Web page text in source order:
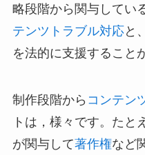
略段階から関与してい
テンツ トラブル対応と
を法的に支援すること
制作段階から コンテン
トは，様々です。たと
が関与して著作権など